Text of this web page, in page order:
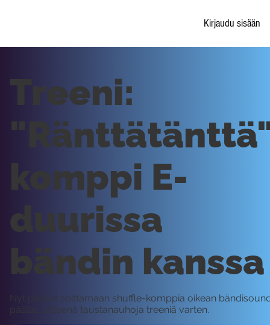
Kirjaudu sisään
Treeni:
komppi E-
duurissa
bändin kanssa
Nyt pääset soittamaan shuffle-komppia oikean
päälle. Liitteenä taustanauhoja treeniä varten.